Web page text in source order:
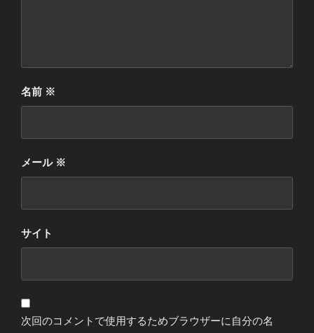
名前 ※
メール ※
サイト
次回のコメントで使用するためブラウザーに自分の名